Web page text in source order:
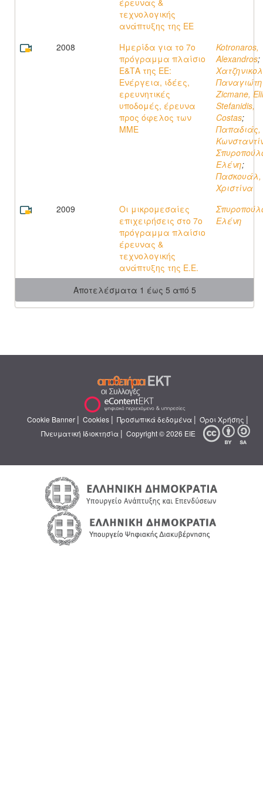
έρευνας &
τεχνολογικής
ανάπτυξης της ΕΕ
2008
Ημερίδα για το 7ο
πρόγραμμα πλαίσιο
Ε&ΤΑ της ΕΕ:
Ενέργεια, ιδέες,
ερευνητικές
υποδομές, έρευνα
προς όφελος των
ΜΜΕ
Kotronaros,
Αlexandros;
Zicmane,
Stefanidis,
Costas;
Παπαδιάς,
Ελένη;
Πασκουάλ,
Χριστίνα
2009
Οι μικρομεσαίες
επιχειρήσεις στο 7ο
πρόγραμμα πλαίσιο
έρευνας &
τεχνολογικής
ανάπτυξης της Ε.Ε.
Ελένη
Αποτελέσματα 1 έως 5 από 5
Cookie Banner | Cookies | Προσωπικά δεδομένα | Όροι Χρήσης |
Πνευματική Ιδιοκτησία | Copyright © 2026 ΕΙΕ